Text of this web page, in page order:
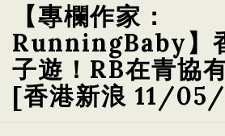
【專欄作家：
RunningBaby】
子遊！RB在青協
[香港新浪 11/